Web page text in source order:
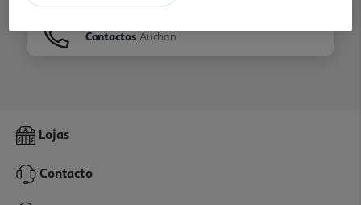
Contactos Auchan
Lojas
Contacto